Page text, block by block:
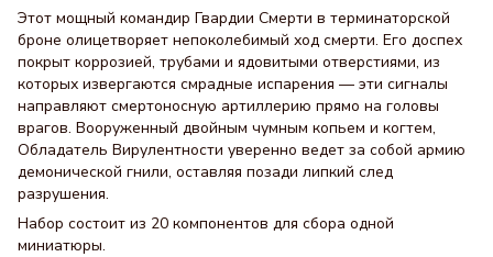
Этот мощный командир Гвардии Смерти в терминаторской
броне олицетворяет непоколебимый ход смерти. Его доспех
покрыт коррозией, трубами и ядовитыми отверстиями, из
которых извергаются смрадные испарения — эти сигналы
направляют смертоносную артиллерию прямо на головы
врагов. Вооруженный двойным чумным копьем и когтем,
Обладатель Вирулентности уверенно ведет за собой армию
демонической гнили, оставляя позади липкий след
разрушения.
Набор состоит из 20 компонентов для сбора одной
миниатюры.